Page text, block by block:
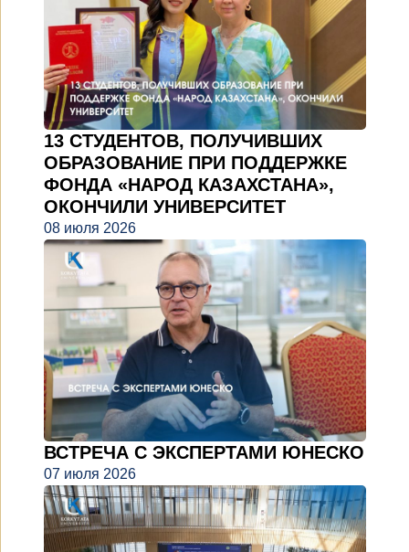
13 СТУДЕНТОВ, ПОЛУЧИВШИХ
ОБРАЗОВАНИЕ ПРИ ПОДДЕРЖКЕ
ФОНДА «НАРОД КАЗАХСТАНА»,
ОКОНЧИЛИ УНИВЕРСИТЕТ
08 июля 2026
ВСТРЕЧА С ЭКСПЕРТАМИ ЮНЕСКО
07 июля 2026